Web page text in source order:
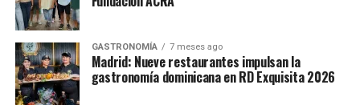
GASTRONOMÍA 7 meses ago
Madrid: Nueve restaurantes impulsan la
gastronomía dominicana en RD Exquisita 2026